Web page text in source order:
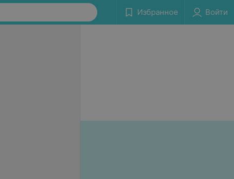
Избранное Войти